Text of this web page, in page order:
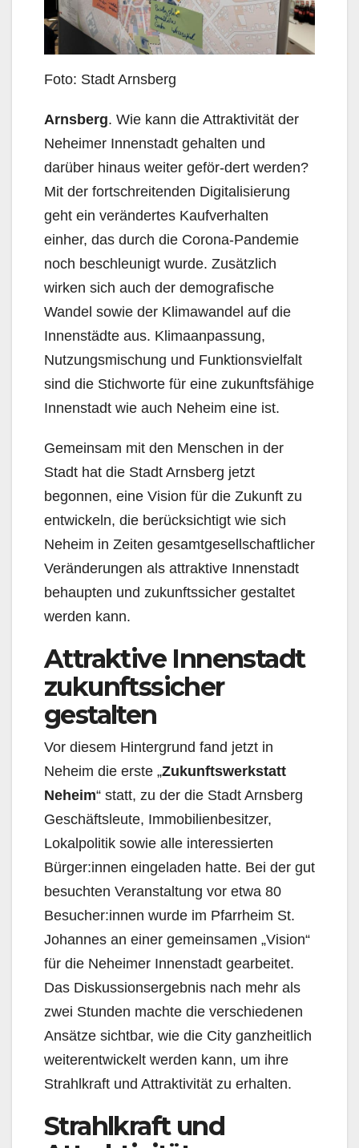
Foto: Stadt Arnsberg
Arnsberg. Wie kann die Attraktivität der
Neheimer Innenstadt gehalten und
darüber hinaus weiter geför-dert werden?
Mit der fortschreitenden Digitalisierung
geht ein verändertes Kaufverhalten
einher, das durch die Corona-Pandemie
noch beschleunigt wurde. Zusätzlich
wirken sich auch der demografische
Wandel sowie der Klimawandel auf die
Innenstädte aus. Klimaanpassung,
Nutzungsmischung und Funktionsvielfalt
sind die Stichworte für eine zukunftsfähige
Innenstadt wie auch Neheim eine ist.
Gemeinsam mit den Menschen in der
Stadt hat die Stadt Arnsberg jetzt
begonnen, eine Vision für die Zukunft zu
entwickeln, die berücksichtigt wie sich
Neheim in Zeiten gesamtgesellschaftlicher
Veränderungen als attraktive Innenstadt
behaupten und zukunftssicher gestaltet
werden kann.
Attraktive Innenstadt
zukunftssicher
gestalten
Vor diesem Hintergrund fand jetzt in
Neheim die erste „Zukunftswerkstatt
Neheim“ statt, zu der die Stadt Arnsberg
Geschäftsleute, Immobilienbesitzer,
Lokalpolitik sowie alle interessierten
Bürger:innen eingeladen hatte. Bei der gut
besuchten Veranstaltung vor etwa 80
Besucher:innen wurde im Pfarrheim St.
Johannes an einer gemeinsamen „Vision“
für die Neheimer Innenstadt gearbeitet.
Das Diskussionsergebnis nach mehr als
zwei Stunden machte die verschiedenen
Ansätze sichtbar, wie die City ganzheitlich
weiterentwickelt werden kann, um ihre
Strahlkraft und Attraktivität zu erhalten.
Strahlkraft und